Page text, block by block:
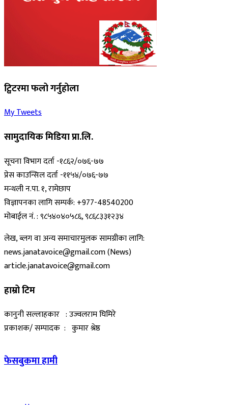
ट्विटरमा फलो गर्नुहोला
My Tweets
सामुदायिक मिडिया प्रा.लि.
सूचना विभाग दर्ता -१८६२/०७६-७७
प्रेस काउन्सिल दर्ता -११५४/०७६-७७
मन्थली न.पा. १, रामेछाप
विज्ञापनका लागि सम्पर्क: +977-48540200
मोबाईल नं. : ९८५४०४०५८६, ९८६८३३१२३४
लेख, ब्लग वा अन्य समाचारमुलक सामग्रीका लागि:
news.janatavoice@gmail.com (News)
article.janatavoice@gmail.com
हाम्रो टिम
कानुनी सल्लाहकार : उज्वलराम घिमिरे
प्रकाशक/ सम्पादक : कुमार श्रेष्ठ
फेसबुकमा हामी